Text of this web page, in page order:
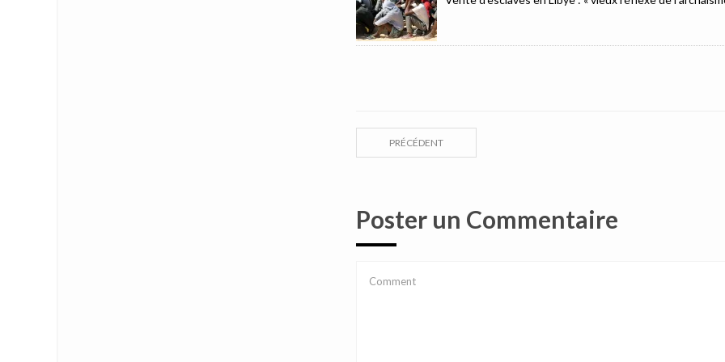
PRÉCÉDENT
Poster un Commentaire